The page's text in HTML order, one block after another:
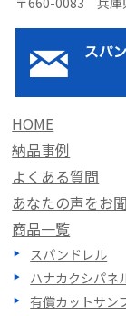
HOME
納品事例
よくある質問
あなたの声をお
商品一覧
スパンドレル
ハナカクシパネ
有償カットサン